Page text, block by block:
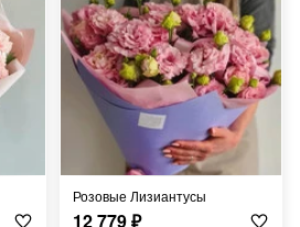
Розовые Лизиантусы
12 779₽